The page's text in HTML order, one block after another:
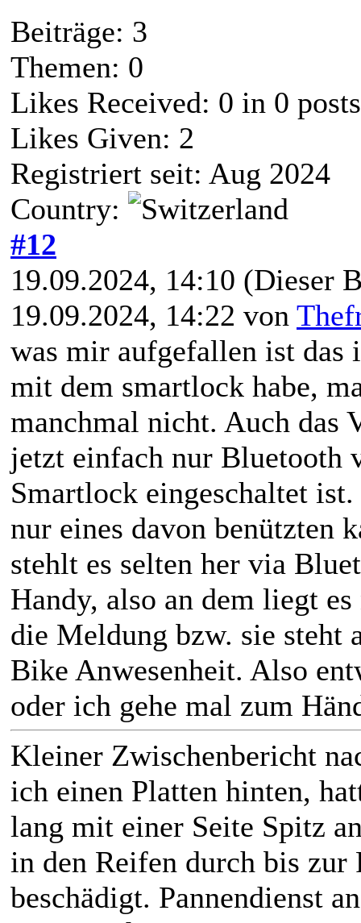
Beiträge: 3
Themen: 0
Likes Received: 0 in 0 posts
Likes Given: 2
Registriert seit: Aug 2024
Country:
#12
19.09.2024, 14:10 (Dieser
19.09.2024, 14:22 von
was mir aufgefallen ist das
mit dem smartlock habe,
manchmal nicht. Auch das
jetzt einfach nur Bluetooth
Smartlock eingeschaltet
nur eines davon benützten
stehlt es selten her via
Handy, also an dem liegt
die Meldung bzw. sie steht
Bike Anwesenheit. Also
oder ich gehe mal zum
Kleiner Zwischenbericht
ich einen Platten hinten,
lang mit einer Seite Spitz
in den Reifen durch bis
beschädigt. Pannendienst